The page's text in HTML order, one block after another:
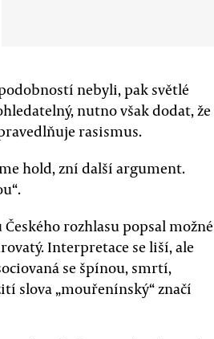
nebyli, pak světlé
nutno však dodat, že
rasismus.
hold, zní další argument.
Českého rozhlasu popsal možné
Interpretace se liší, ale
se špínou, smrtí,
slova „mouřenínský“ značí